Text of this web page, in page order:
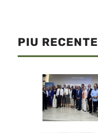
PIU RECENTE